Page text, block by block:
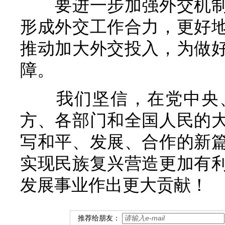
要进一步加强外交机
形成外交工作合力，更好
推动加大外交投入，为做
障。
我们坚信，在党中
方、各部门和全国人民的
写和平、发展、合作的新
实现民族复兴营造更加有
发展事业作出更大贡献！
推荐给朋友：